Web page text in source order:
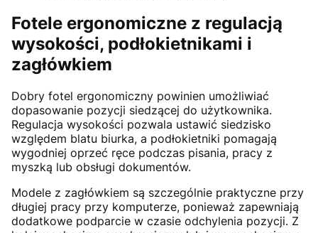
Fotele ergonomiczne z regulacją
wysokości, podłokietnikami i
zagłówkiem
Dobry fotel ergonomiczny powinien umożliwiać
dopasowanie pozycji siedzącej do użytkownika.
Regulacja wysokości pozwala ustawić siedzisko
względem blatu biurka, a podłokietniki pomagają
wygodniej oprzeć ręce podczas pisania, pracy z
myszką lub obsługi dokumentów.
Modele z zagłówkiem są szczególnie praktyczne przy
długiej pracy przy komputerze, ponieważ zapewniają
dodatkowe podparcie w czasie odchylenia pozycji. Z